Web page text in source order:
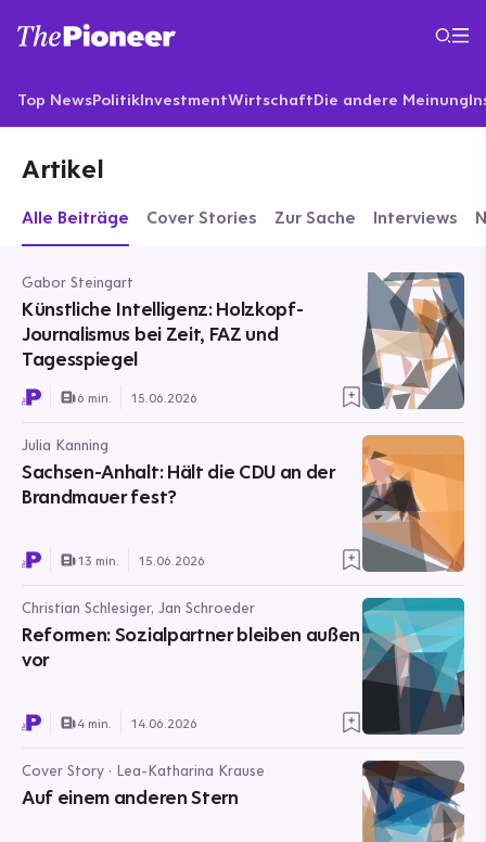
Top NewsPolitikInvestmentWirtschaftDie andere Meinung
Artikel
Alle Beiträge Cover Stories Zur Sache Interviews
Gabor Steingart
Künstliche Intelligenz: Holzkopf-
Journalismus bei Zeit, FAZ und
Tagesspiegel
6 min. 15.06.2026
Julia Kanning
Sachsen-Anhalt: Hält die CDU an der
Brandmauer fest?
13 min. 15.06.2026
Christian Schlesiger, Jan Schroeder
Reformen: Sozialpartner bleiben außen
vor
4 min. 14.06.2026
Cover Story · Lea-Katharina Krause
Auf einem anderen Stern